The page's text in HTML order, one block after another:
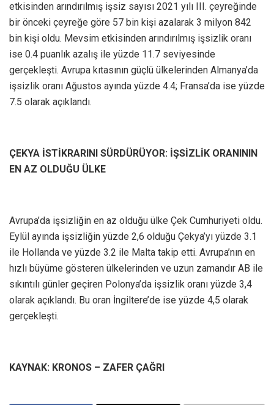
etkisinden arındırılmış işsiz sayısı 2021 yılı III. çeyreğinde
bir önceki çeyreğe göre 57 bin kişi azalarak 3 milyon 842
bin kişi oldu. Mevsim etkisinden arındırılmış işsizlik oranı
ise 0.4 puanlık azalış ile yüzde 11.7 seviyesinde
gerçekleşti. Avrupa kıtasının güçlü ülkelerinden Almanya’da
işsizlik oranı Ağustos ayında yüzde 4.4; Fransa’da ise yüzde
7.5 olarak açıklandı.
ÇEKYA İSTİKRARINI SÜRDÜRÜYOR: İŞSİZLİK ORANININ
EN AZ OLDUĞU ÜLKE
Avrupa’da işsizliğin en az olduğu ülke Çek Cumhuriyeti oldu.
Eylül ayında işsizliğin yüzde 2,6 olduğu Çekya’yı yüzde 3.1
ile Hollanda ve yüzde 3.2 ile Malta takip etti. Avrupa’nın en
hızlı büyüme gösteren ülkelerinden ve uzun zamandır AB ile
sıkıntılı günler geçiren Polonya’da işsizlik oranı yüzde 3,4
olarak açıklandı. Bu oran İngiltere’de ise yüzde 4,5 olarak
gerçekleşti.
KAYNAK: KRONOS – ZAFER ÇAĞRI